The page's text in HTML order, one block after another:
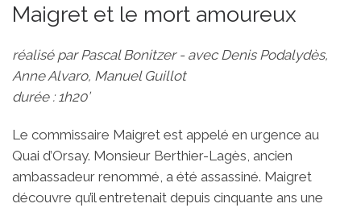
Maigret et le mort amoureux
réalisé par Pascal Bonitzer - avec Denis Podalydès,
Anne Alvaro, Manuel Guillot
durée : 1h20’
Le commissaire Maigret est appelé en urgence au
Quai d’Orsay. Monsieur Berthier-Lagès, ancien
ambassadeur renommé, a été assassiné. Maigret
découvre qu’il entretenait depuis cinquante ans une